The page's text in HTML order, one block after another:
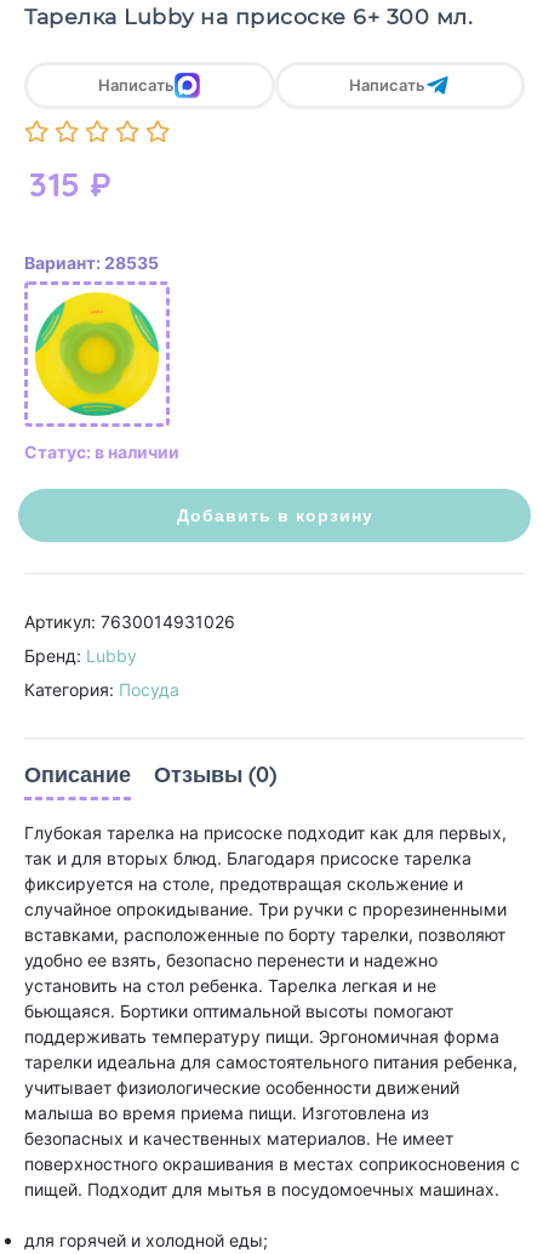
Тарелка Lubby на присоске 6+ 300 мл.
315 ₽
Написать Написать
Вариант: 28535
Статус: в наличии
Добавить в корзину
Артикул: 7630014931026
Бренд: Lubby
Категория: Посуда
Описание Отзывы (0)
Глубокая тарелка на присоске подходит как для первых,
так и для вторых блюд. Благодаря присоске тарелка
фиксируется на столе, предотвращая скольжение и
случайное опрокидывание. Три ручки с прорезиненными
вставками, расположенные по борту тарелки, позволяют
удобно ее взять, безопасно перенести и надежно
установить на стол ребенка. Тарелка легкая и не
бьющаяся. Бортики оптимальной высоты помогают
поддерживать температуру пищи. Эргономичная форма
тарелки идеальна для самостоятельного питания ребенка,
учитывает физиологические особенности движений
малыша во время приема пищи. Изготовлена из
безопасных и качественных материалов. Не имеет
поверхностного окрашивания в местах соприкосновения с
пищей. Подходит для мытья в посудомоечных машинах.
для горячей и холодной еды;